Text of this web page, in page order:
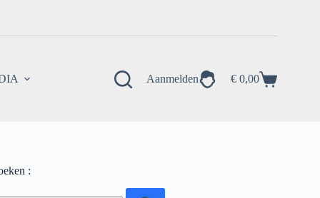
Aanmelden Winkelwagen
€ 0,00
: